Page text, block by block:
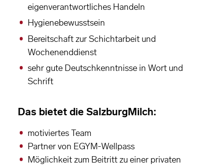
eigenverantwortliches Handeln
Hygienebewusstsein
Bereitschaft zur Schichtarbeit und
Wochenenddienst
sehr gute Deutschkenntnisse in Wort und
Schrift
Das bietet die SalzburgMilch:
motiviertes Team
Partner von EGYM-Wellpass
Möglichkeit zum Beitritt zu einer privaten